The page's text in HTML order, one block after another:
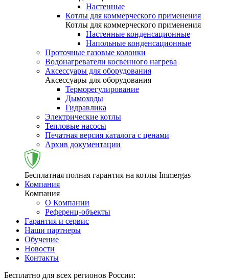
Настенные
Котлы для коммерческого применения
Котлы для коммерческого применения
Настенные конденсационные
Напольные конденсационные
Проточные газовые колонки
Водонагреватели косвенного нагрева
Аксессуары для оборудования
Аксессуары для оборудования
Терморегулирование
Дымоходы
Гидравлика
Электрические котлы
Тепловые насосы
Печатная версия каталога с ценами
Архив документации
Бесплатная полная гарантия на котлы Immergas
Компания
Компания
О Компании
Референц-объекты
Гарантия и сервис
Наши партнеры
Обучение
Новости
Контакты
Бесплатно для всех регионов России: